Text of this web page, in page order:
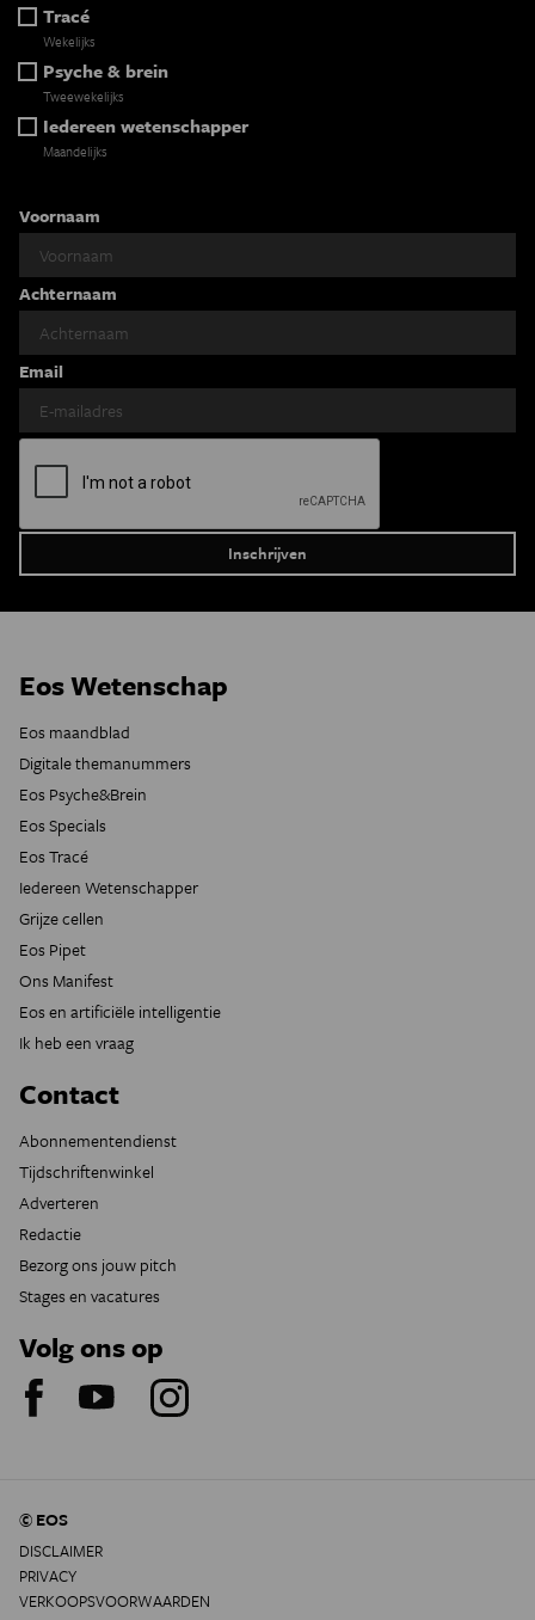
Tracé
Wekelijks
Psyche & brein
Tweewekelijks
Iedereen wetenschapper
Maandelijks
Voornaam
Achternaam
Email
Eos Wetenschap
Eos maandblad
Digitale themanummers
Eos Psyche&Brein
Eos Specials
Eos Tracé
Iedereen Wetenschapper
Grijze cellen
Eos Pipet
Ons Manifest
Eos en artificiële intelligentie
Ik heb een vraag
Contact
Abonnementendienst
Tijdschriftenwinkel
Adverteren
Redactie
Bezorg ons jouw pitch
Stages en vacatures
Volg ons op
© EOS
DISCLAIMER
PRIVACY
VERKOOPSVOORWAARDEN